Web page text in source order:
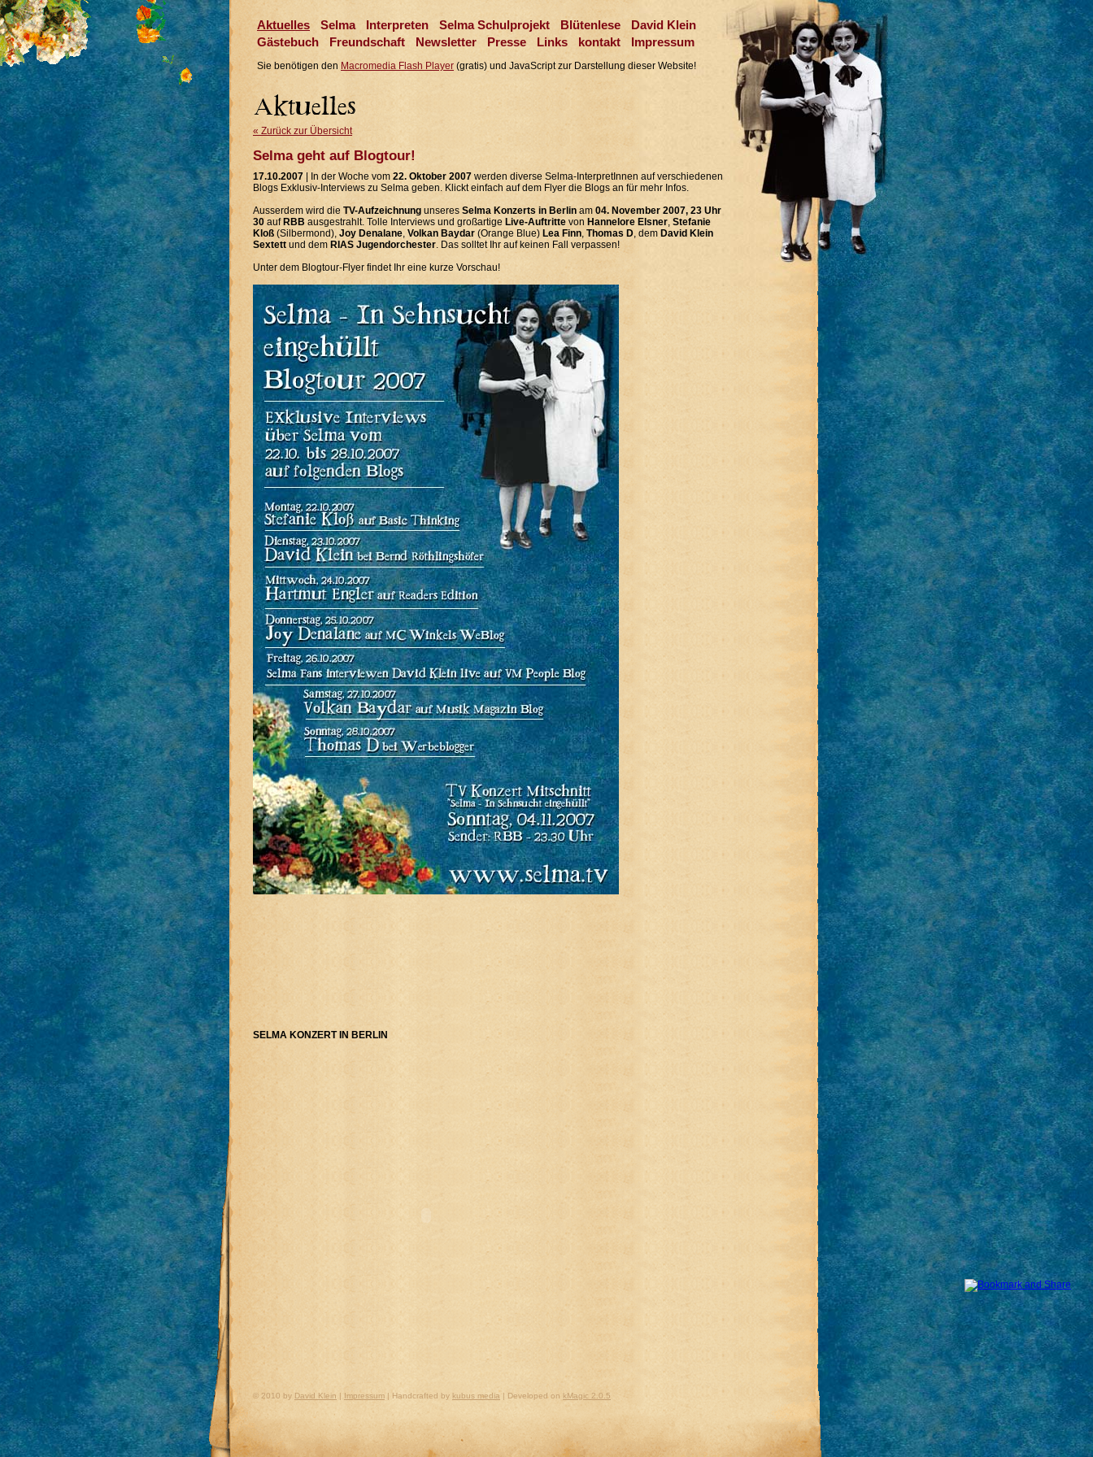
Aktuelles Selma Interpreten Selma Schulprojekt Blütenlese
David Klein
Gästebuch
Freundschaft Newsletter Presse Links kontakt Impressum
Sie benötigen den Macromedia Flash Player (gratis) und JavaScript zur Darstellung dieser Website!
« Zurück zur Übersicht
Selma geht auf Blogtour!
17.10.2007 | In der Woche vom 22. Oktober 2007 werden diverse Selma-InterpretInnen auf verschiedenen
Blogs Exklusiv-Interviews zu Selma geben. Klickt einfach auf dem Flyer die Blogs an für mehr Infos.
Ausserdem wird die TV-Aufzeichnung unseres Selma Konzerts in Berlin am 04. November 2007, 23 Uhr
30 auf RBB ausgestrahlt. Tolle Interviews und großartige Live-Auftritte von Hannelore Elsner, Stefanie
Kloß (Silbermond), Joy Denalane, Volkan Baydar (Orange Blue) Lea Finn, Thomas D, dem David Klein
Sextett und dem RIAS Jugendorchester. Das solltet Ihr auf keinen Fall verpassen!
Unter dem Blogtour-Flyer findet Ihr eine kurze Vorschau!
SELMA KONZERT IN BERLIN
© 2010 by David Klein | Impressum | Handcrafted by kubus media | Developed on kMagic 2.0.5